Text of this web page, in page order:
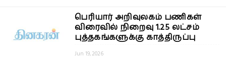
பெரியார் அறிவுலகம் பணிகள்
விரைவில் நிறைவு 1.25 லட்சம்
புத்தகங்களுக்கு காத்திருப்பு
Jun 19, 2026